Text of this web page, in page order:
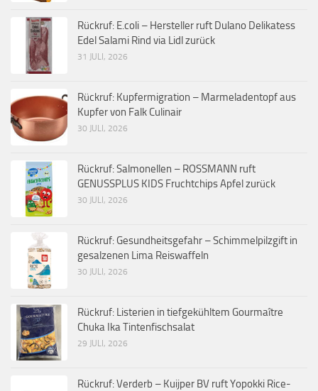
Rückruf: E.coli – Hersteller ruft Dulano Delikatess
Edel Salami Rind via Lidl zurück
31 JULI, 2026
Rückruf: Kupfermigration – Marmeladentopf aus
Kupfer von Falk Culinair
30 JULI, 2026
Rückruf: Salmonellen – ROSSMANN ruft
GENUSSPLUS KIDS Fruchtchips Apfel zurück
30 JULI, 2026
Rückruf: Gesundheitsgefahr – Schimmelpilzgift in
gesalzenen Lima Reiswaffeln
30 JULI, 2026
Rückruf: Listerien in tiefgekühltem Gourmaître
Chuka Ika Tintenfischsalat
29 JULI, 2026
Rückruf: Verderb – Kuijper BV ruft Yopokki Rice-